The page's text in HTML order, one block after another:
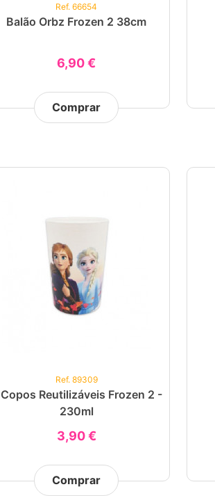
Ref. 66654
Balão Orbz Frozen 2 38cm
6,90 €
Comprar
Ref. 89309
Reutilizáveis Frozen 2 -
230ml
3,90 €
Comprar